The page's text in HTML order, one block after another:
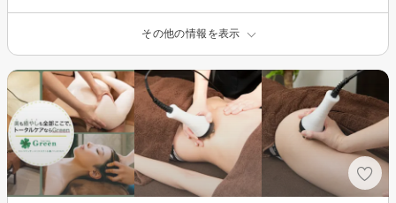
その他の情報を表示